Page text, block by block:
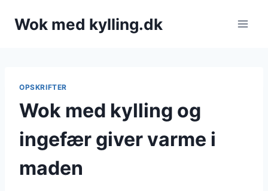
Wok med kylling.dk
OPSKRIFTER
Wok med kylling og
ingefær giver varme i
maden